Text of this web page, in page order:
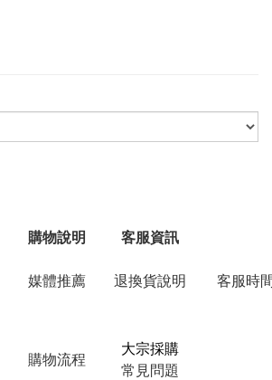
購物說明
客服資訊
媒體推薦 退換貨說明 客服時
購物流程
大宗採購
常見問題